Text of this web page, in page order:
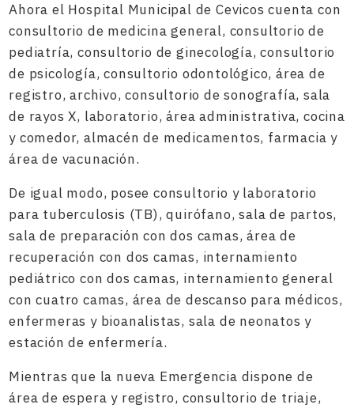
Ahora el Hospital Municipal de Cevicos cuenta con
consultorio de medicina general, consultorio de
pediatría, consultorio de ginecología, consultorio
de psicología, consultorio odontológico, área de
registro, archivo, consultorio de sonografía, sala
de rayos X, laboratorio, área administrativa, cocina
y comedor, almacén de medicamentos, farmacia y
área de vacunación.
De igual modo, posee consultorio y laboratorio
para tuberculosis (TB), quirófano, sala de partos,
sala de preparación con dos camas, área de
recuperación con dos camas, internamiento
pediátrico con dos camas, internamiento general
con cuatro camas, área de descanso para médicos,
enfermeras y bioanalistas, sala de neonatos y
estación de enfermería.
Mientras que la nueva Emergencia dispone de
área de espera y registro, consultorio de triaje,